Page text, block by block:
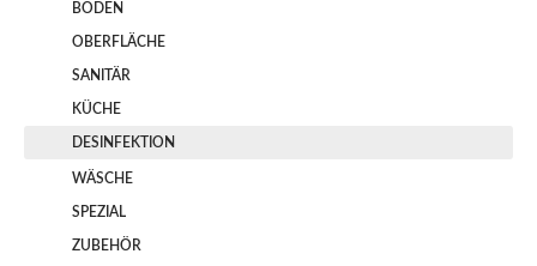
BODEN
OBERFLÄCHE
SANITÄR
KÜCHE
DESINFEKTION
WÄSCHE
SPEZIAL
ZUBEHÖR